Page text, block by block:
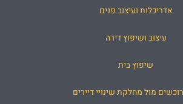
אדריכלות ועיצוב פנים
עיצוב ושיפוץ דירה
שיפוץ בית
רוכשים מול מחלקת שינויי דיירים